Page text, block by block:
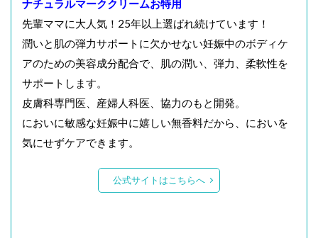
ナチュラルマーククリームお特用
先輩ママに大人気！25年以上選ばれ続けています！
潤いと肌の弾力サポートに欠かせない妊娠中のボディケ
アのための美容成分配合で、肌の潤い、弾力、柔軟性を
サポートします。
皮膚科専門医、産婦人科医、協力のもと開発。
においに敏感な妊娠中に嬉しい無香料だから、においを
気にせずケアできます。
公式サイトはこちらへ